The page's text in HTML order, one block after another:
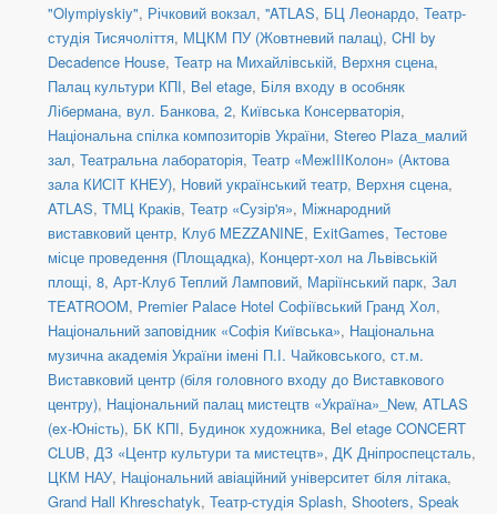
"Olympiyskiy", Річковий вокзал, ''ATLAS, БЦ Леонардо, Театр-
студія Тисячоліття, МЦКМ ПУ (Жовтневий палац), CHI by
Decadence House, Театр на Михайлівській, Верхня сцена,
Палац культури КПІ, Bel etage, Біля входу в особняк
Лібермана, вул. Банкова, 2, Київська Консерваторія,
Національна спілка композиторів України, Stereo Plaza_малий
зал, Театральна лабораторія, Театр «МежIIIКолон» (Актова
зала КИСІТ КНЕУ), Новий український театр, Верхня сцена,
ATLAS, ТМЦ Краків, Театр «Сузір'я», Міжнародний
виставковий центр, Клуб MEZZANINE, ExitGames, Тестове
місце проведення (Площадка), Концерт-хол на Львівській
площі, 8, Арт-Клуб Теплий Ламповий, Маріїнський парк, Зал
TEATROOM, Premier Palace Hotel Софіївський Гранд Хол,
Національний заповідник «Софія Київська», Національна
музична академія України імені П.І. Чайковського, ст.м.
Виставковий центр (біля головного входу до Виставкового
центру), Національний палац мистецтв «Україна»_New, ATLAS
(ex-Юність), БК КПІ, Будинок художника, Bel etage CONCERT
CLUB, ДЗ «Центр культури та мистецтв», ДK Дніпроспецсталь,
ЦКМ НАУ, Національний авіаційний університет біля літака,
Grand Hall Khreschatyk, Театр-студія Splash, Shooters, Speak